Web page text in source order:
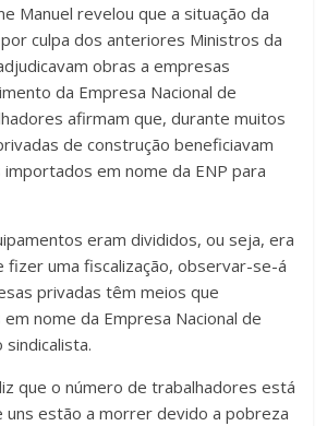
Manuel revelou que a situação da
culpa dos anteriores Ministros da
obras a empresas
da Empresa Nacional de
afirmam que, durante muitos
de construção beneficiavam
em nome da ENP para
eram divididos, ou seja, era
fizer uma fiscalização, observar-se-á
privadas têm meios que
nome da Empresa Nacional de
sindicalista.
que o número de trabalhadores está
uns estão a morrer devido a pobreza